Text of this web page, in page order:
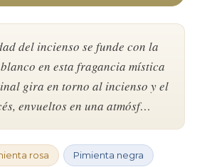
del incienso se funde con la
en esta fragancia mística
gira en torno al incienso y el
envueltos en una atmósf…
rosa Pimienta negra